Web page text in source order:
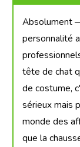
Absolument
personnalité
tête de chat
de costume,
sérieux mais
monde des
que la